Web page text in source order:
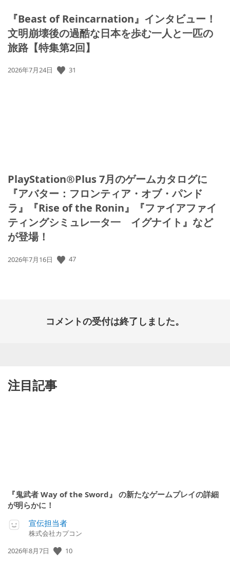
『Beast of Reincarnation』インタビュー！
文明崩壊後の過酷な日本を歩む一人と一匹の
旅路【特集第2回】
公
2026年7月24日 31
PlayStation®Plus 7月のゲームカタログに
『アバター：フロンティア・オブ・パンド
ラ』『Rise of the Ronin』『ファイアファイ
ティングシミュレ一タ一 イグナイト』など
が登場！
公
2026年7月16日 47
コメントの受付は終了しました。
注目記事
『鬼武者 Way of the Sword』 の新たなゲームプレイの詳細
が明らかに！
宣伝担当者
株式会社カプコン
公
2026年8月7日 10